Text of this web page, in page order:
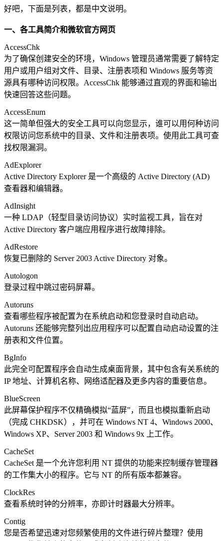
好吧，下面是列表，都是中文说明。
一、各工具简介和微软官方网页
AccessChk
为了确保创建安全的环境，Windows 管理员通常需要了解特定
用户或用户组对文件、目录、注册表项和 Windows 服务等资
源具有哪种访问权限。AccessChk 能够通过直观的界面和输出
快速回答这些问题。
AccessEnum
这一简单但强大的安全工具可以向您显示，谁可以用何种访问
权限访问您系统中的目录、文件和注册表项。使用此工具可查
找权限漏洞。
AdExplorer
Active Directory Explorer 是一个高级的 Active Directory (AD)
查看器和编辑器。
AdInsight
一种 LDAP（轻型目录访问协议）实时监视工具，旨在对
Active Directory 客户端应用程序进行故障排除。
AdRestore
恢复已删除的 Server 2003 Active Directory 对象。
Autologon
登录过程中跳过密码屏幕。
Autoruns
查看哪些程序被配置为在系统启动和您登录时自动启动。
Autoruns 还能够完整列出应用程序可以配置自动启动设置的注
册表和文件位置。
BgInfo
此完全可配置程序会自动生成桌面背景，其中包含有关系统的
IP 地址、计算机名称、网络适配器及更多内容的重要信息。
BlueScreen
此屏幕保护程序不仅精确模拟“蓝屏”，而且也模拟重新启动
（完成 CHKDSK），并可在 Windows NT 4、Windows 2000、
Windows XP、Server 2003 和 Windows 9x 上工作。
CacheSet
CacheSet 是一个允许您利用 NT 提供的功能来控制缓存管理器
的工作集大小的程序。它与 NT 的所有版本都兼容。
ClockRes
查看系统时钟的分辨率，亦即计时器最大分辨率。
Contig
您是否希望迅速对您频繁使用的文件进行碎片整理？使用